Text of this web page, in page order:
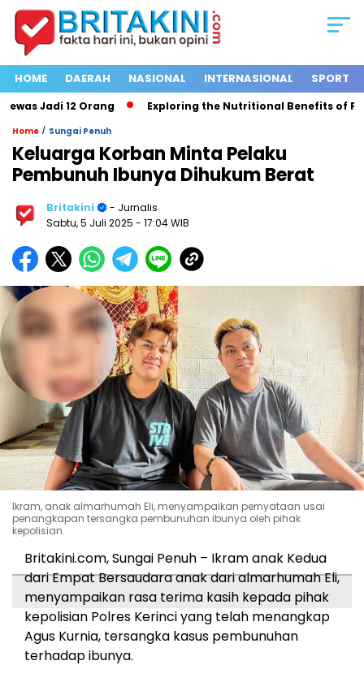
HOME DAERAH NASIONAL INTERNASIONAL SPORT
Jadi 12 Orang Exploring the Nutritional Benefits of
Home / Sungai Penuh
Keluarga Korban Minta Pelaku
Pembunuh Ibunya Dihukum Berat
Britakini
- Jurnalis
Sabtu, 5 Juli 2025 - 17:04 WIB
Ikram, anak almarhumah Eli, menyampaikan pernyataan usai
penangkapan tersangka pembunuhan ibunya oleh pihak
kepolisian.
Britakini.com, Sungai Penuh – Ikram anak Kedua
dari Empat Bersaudara anak dari almarhumah Eli,
menyampaikan rasa terima kasih kepada pihak
kepolisian Polres Kerinci yang telah menangkap
Agus Kurnia, tersangka kasus pembunuhan
terhadap ibunya.